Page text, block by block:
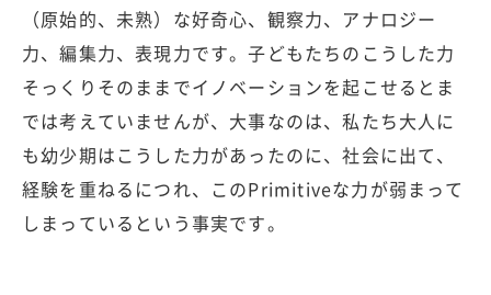
（原始的、未熟）な好奇心、観察力、アナロジー
力、編集力、表現力です。子どもたちのこうした力
そっくりそのままでイノベーションを起こせるとま
では考えていませんが、大事なのは、私たち大人に
も幼少期はこうした力があったのに、社会に出て、
経験を重ねるにつれ、このPrimitiveな力が弱まって
しまっているという事実です。